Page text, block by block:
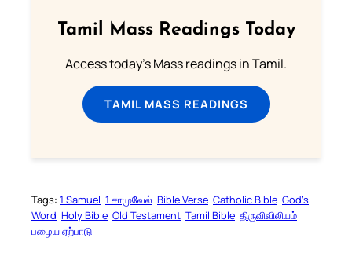
Tamil Mass Readings Today
Access today's Mass readings in Tamil.
TAMIL MASS READINGS
Tags: 1 Samuel 1 சாமுவேல் Bible Verse Catholic Bible God’s
Word Holy Bible Old Testament Tamil Bible திருவிவிலியம்
பழைய ஏற்பாடு